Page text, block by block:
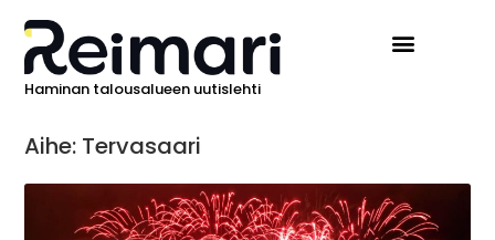
Haminan talousalueen uutislehti
Aihe: Tervasaari